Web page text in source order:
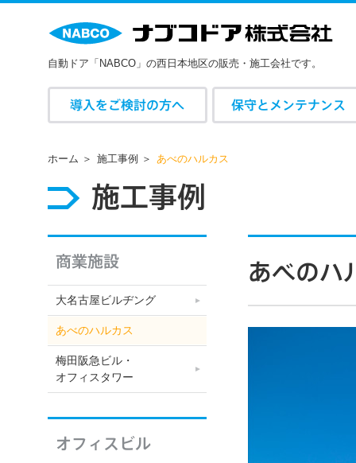
自動ドア「NABCO」の西日本地区の販売・施工会社です。
導入をご検討の方へ 保守とメンテナンス
ホーム 施工事例 あべのハルカス
施工事例
あべのハ
商業施設
大名古屋ビルヂング
あべのハルカス
梅田阪急ビル・
オフィスタワー
オフィスビル